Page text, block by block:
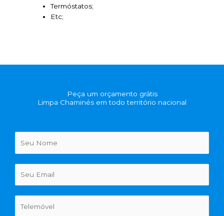
Termóstatos;
Etc;
Peça um orçamento grátis
Limpa Chaminés em todo território nacional